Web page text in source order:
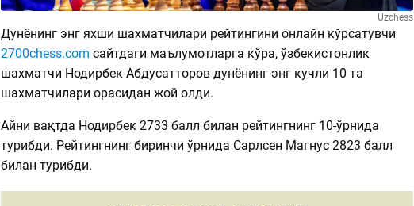
Uzchess
Дунёнинг энг яхши шахматчилари рейтингини онлайн кўрсатувчи
2700chess.com сайтдаги маълумотларга кўрa, ўзбекистонлик
шахматчи Нодирбек Абдусатторов дунёнинг энг кучли 10 та
шахматчилари орасидан жой олди.
Айни вақтда Нодирбек 2733 балл билан рейтингнинг 10-ўрнида
турибди. Рейтингнинг биринчи ўрнида Cарлсен Магнус 2823 балл
билан турибди.